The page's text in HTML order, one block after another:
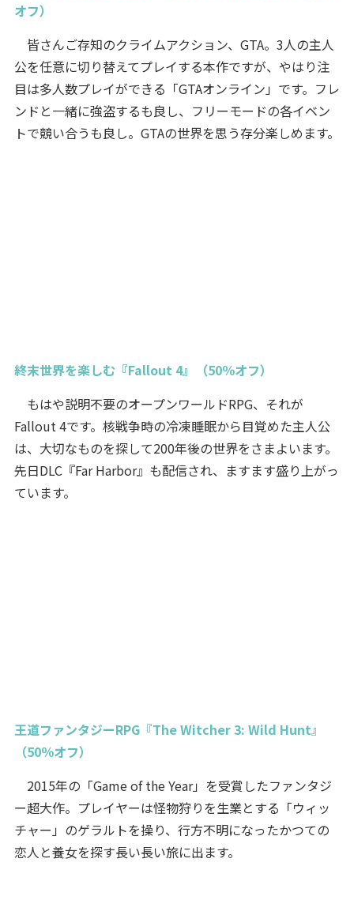
オフ）
皆さんご存知のクライムアクション、GTA。3人の主人
公を任意に切り替えてプレイする本作ですが、やはり注
目は多人数プレイができる「GTAオンライン」です。フレ
ンドと一緒に強盗するも良し、フリーモードの各イベン
トで競い合うも良し。GTAの世界を思う存分楽しめます。
終末世界を楽しむ『Fallout 4』（50％オフ）
もはや説明不要のオープンワールドRPG、それが
Fallout 4です。核戦争時の冷凍睡眠から目覚めた主人公
は、大切なものを探して200年後の世界をさまよいます。
先日DLC『Far Harbor』も配信され、ますます盛り上がっ
ています。
王道ファンタジーRPG『The Witcher 3: Wild Hunt』
（50％オフ）
2015年の「Game of the Year」を受賞したファンタジ
ー超大作。プレイヤーは怪物狩りを生業とする「ウィッ
チャー」のゲラルトを操り、行方不明になったかつての
恋人と養女を探す長い長い旅に出ます。